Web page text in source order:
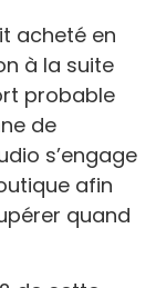
acheté en
à la suite
probable
de
s’engage
afin
quand